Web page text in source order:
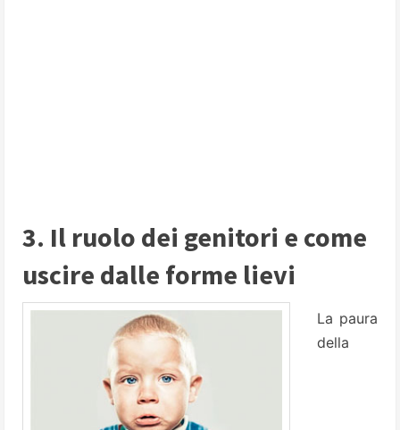
3. Il ruolo dei genitori e come
uscire dalle forme lievi
La paura
della